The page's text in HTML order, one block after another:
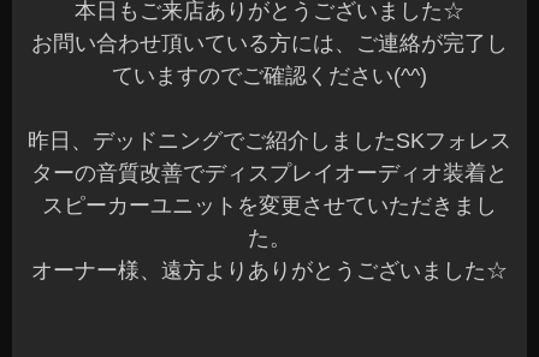
本日もご来店ありがとうございました☆
お問い合わせ頂いている方には、ご連絡が完了し
ていますのでご確認ください(^^)
昨日、デッドニングでご紹介しましたSKフォレス
ターの音質改善でディスプレイオーディオ装着と
スピーカーユニットを変更させていただきまし
た。
オーナー様、遠方よりありがとうございました☆